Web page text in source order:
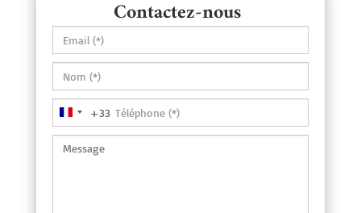
Contactez-nous
France
+33
+33